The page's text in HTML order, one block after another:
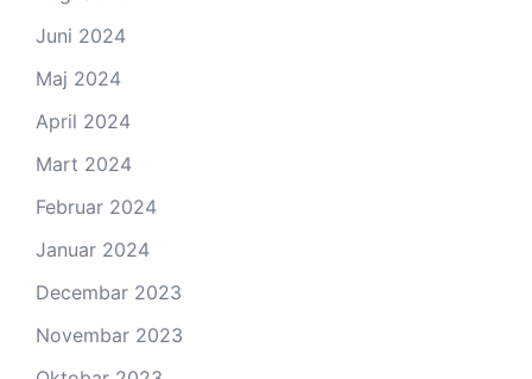
Juni 2024
Maj 2024
April 2024
Mart 2024
Februar 2024
Januar 2024
Decembar 2023
Novembar 2023